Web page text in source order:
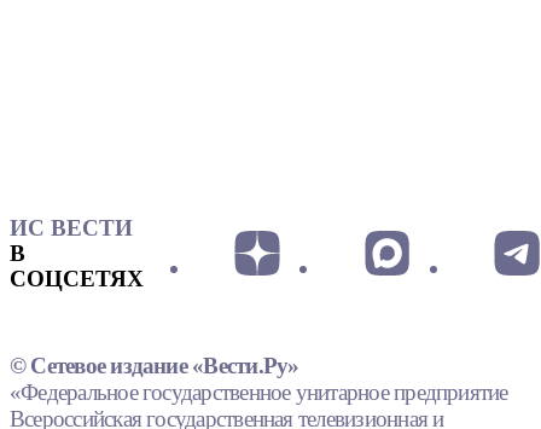
ИС ВЕСТИ
В
СОЦСЕТЯХ
© Сетевое издание «Вести.Ру»
«Федеральное государственное унитарное предприятие
Всероссийская государственная телевизионная и